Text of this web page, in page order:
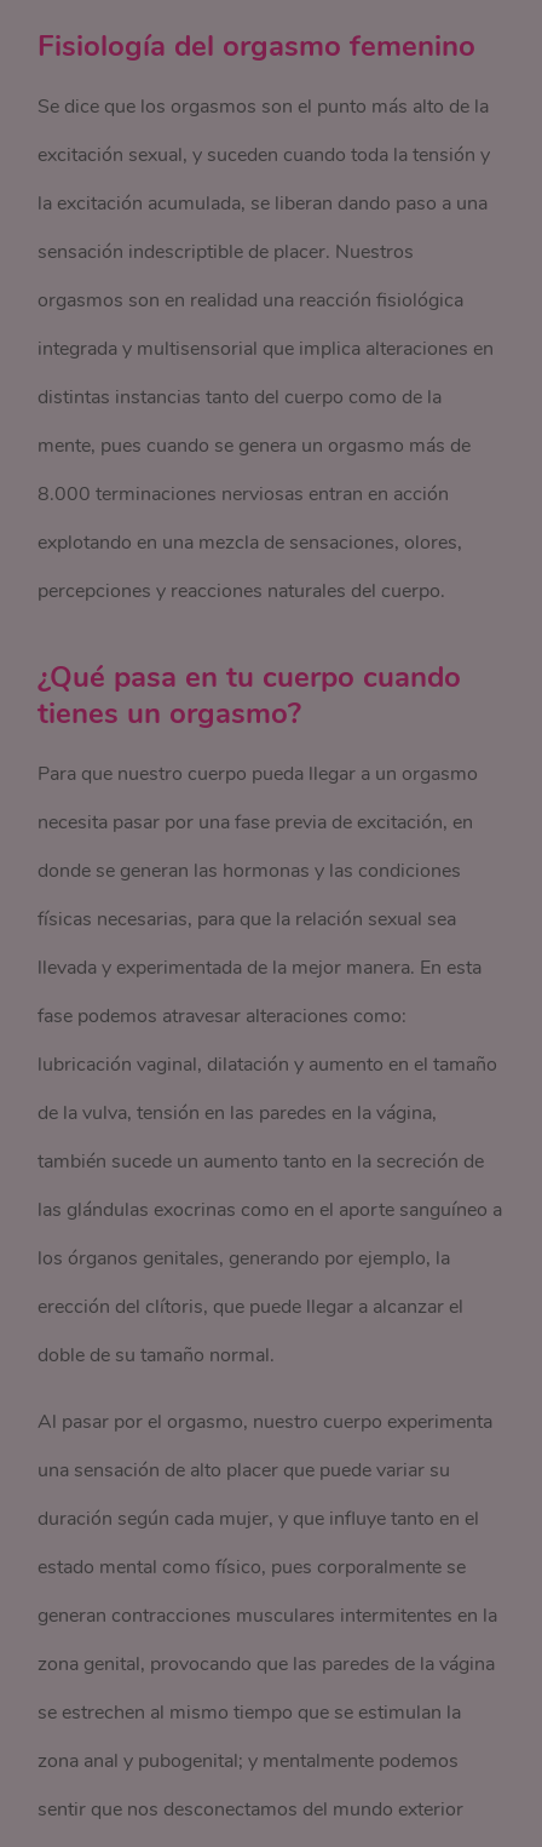
Fisiología del orgasmo femenino
Se dice que los orgasmos son el punto más alto de la
excitación sexual, y suceden cuando toda la tensión y
la excitación acumulada, se liberan dando paso a una
sensación indescriptible de placer. Nuestros
orgasmos son en realidad una reacción fisiológica
integrada y multisensorial que implica alteraciones en
distintas instancias tanto del cuerpo como de la
mente, pues cuando se genera un orgasmo más de
8.000 terminaciones nerviosas entran en acción
explotando en una mezcla de sensaciones, olores,
percepciones y reacciones naturales del cuerpo.
¿Qué pasa en tu cuerpo cuando
tienes un orgasmo?
Para que nuestro cuerpo pueda llegar a un orgasmo
necesita pasar por una fase previa de excitación, en
donde se generan las hormonas y las condiciones
físicas necesarias, para que la relación sexual sea
llevada y experimentada de la mejor manera. En esta
fase podemos atravesar alteraciones como:
lubricación vaginal, dilatación y aumento en el tamaño
de la vulva, tensión en las paredes en la vágina,
también sucede un aumento tanto en la secreción de
las glándulas exocrinas como en el aporte sanguíneo a
los órganos genitales, generando por ejemplo, la
erección del clítoris, que puede llegar a alcanzar el
doble de su tamaño normal.
Al pasar por el orgasmo, nuestro cuerpo experimenta
una sensación de alto placer que puede variar su
duración según cada mujer, y que influye tanto en el
estado mental como físico, pues corporalmente se
generan contracciones musculares intermitentes en la
zona genital, provocando que las paredes de la vágina
se estrechen al mismo tiempo que se estimulan la
zona anal y pubogenital; y mentalmente podemos
sentir que nos desconectamos del mundo exterior